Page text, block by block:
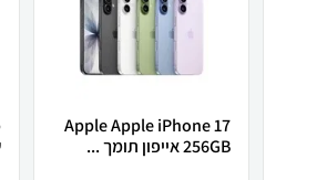
Apple Apple iPhone 17
256GB אייפון תומך ...